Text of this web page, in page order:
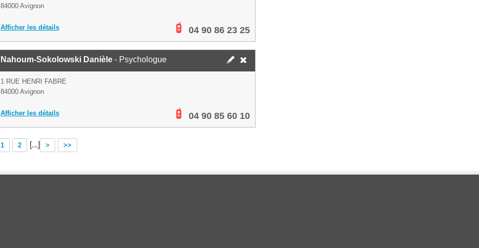
84000 Avignon
Afficher les détails 04 90 86 23 25
Nahoum-Sokolowski Danièle - Psychologue
1 RUE HENRI FABRE
84000 Avignon
Afficher les détails 04 90 85 60 10
1 2 [...] > >>